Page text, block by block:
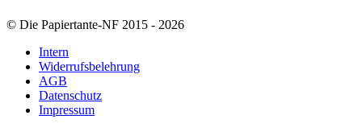
© Die Papiertante-NF 2015 - 2026
Intern
Widerrufsbelehrung
AGB
Datenschutz
Impressum